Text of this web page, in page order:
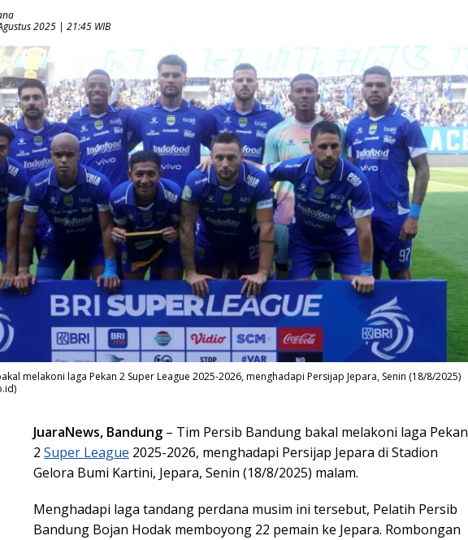
2025 | 21:45 WIB
melakoni laga Pekan 2 Super League 2025-2026, menghadapi Persijap Jepara, Senin (18/8/2025)
JuaraNews, Bandung – Tim Persib Bandung bakal melakoni laga Pekan
2 Super League 2025-2026, menghadapi Persijap Jepara di Stadion
Gelora Bumi Kartini, Jepara, Senin (18/8/2025) malam.
Menghadapi laga tandang perdana musim ini tersebut, Pelatih Persib
Bandung Bojan Hodak memboyong 22 pemain ke Jepara. Rombongan